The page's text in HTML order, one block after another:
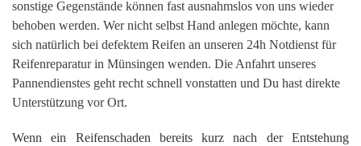
sonstige Gegenstände können fast ausnahmslos von uns wieder
behoben werden. Wer nicht selbst Hand anlegen möchte, kann
sich natürlich bei defektem Reifen an unseren 24h Notdienst für
Reifenreparatur in Münsingen wenden. Die Anfahrt unseres
Pannendienstes geht recht schnell vonstatten und Du hast direkte
Unterstützung vor Ort.
Wenn ein Reifenschaden bereits kurz nach der Entstehung